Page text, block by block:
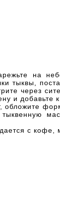
на
тыквы,
через
и добавьте
обложите
с кофе,